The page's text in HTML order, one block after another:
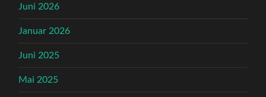
Juni 2026
Januar 2026
Juni 2025
Mai 2025